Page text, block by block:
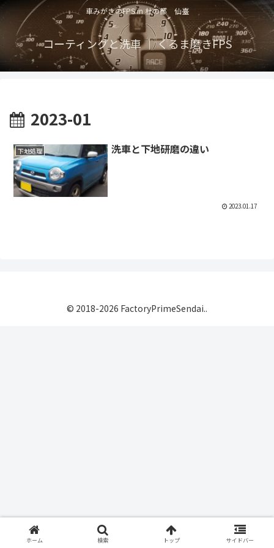
車みがきのFPS in 杜の都 仙臺
コーティングと洗車 ｜ くるま磨きFPS
2023-01
下地処理 洗車と下地研磨の違い
2023.01.17
© 2018-2026 FactoryPrimeSendai..
ホーム 検索 トップ サイドバー